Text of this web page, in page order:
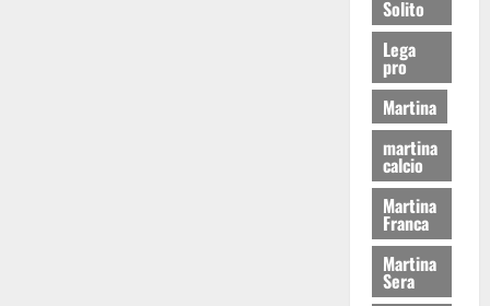
Solito
Lega
pro
Martina
martina
calcio
Martina
Franca
Martina
Sera